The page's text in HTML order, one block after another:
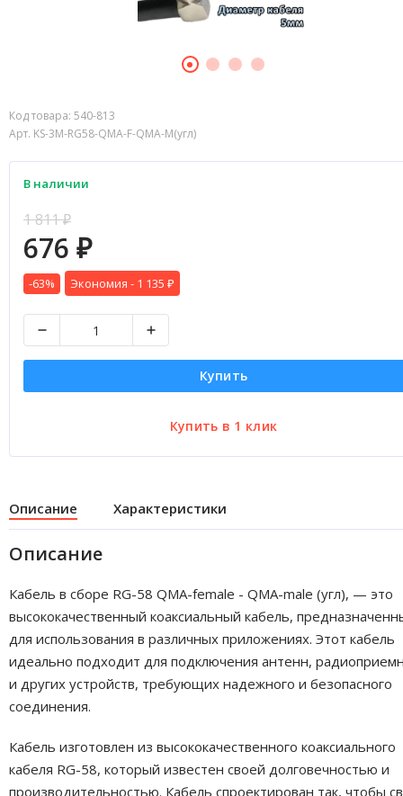
Код товара: 540-813
Арт. KS-3M-RG58-QMA-F-QMA-M(угл)
В наличии
1 811₽
676 ₽
-63% Экономия - 1 135 ₽
Купить
Описание Характеристики
Описание
Кабель в сборе RG-58 QMA-female - QMA-male (угл), — это
высококачественный коаксиальный кабель,
для использования в различных приложениях. Этот кабель
идеально подходит для подключения антенн,
и других устройств, требующих надежного и безопасного
соединения.
Кабель изготовлен из высококачественного коаксиального
кабеля RG-58, который известен своей долговечностью и
производительностью. Кабель спроектирован так, чтобы